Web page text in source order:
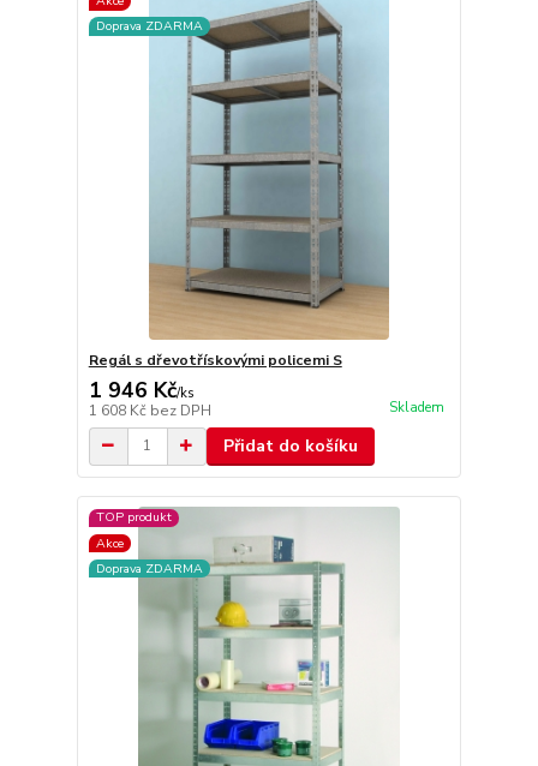
Doprava ZDARMA
Regál s dřevotřískovými policemi S
1 946 Kč/ks
1 608 Kč bez DPH Skladem
Přidat do košíku
TOP produkt
Akce
Doprava ZDARMA